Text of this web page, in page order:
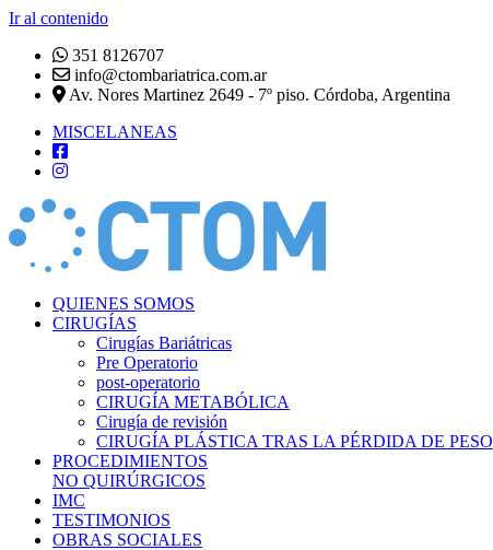
Ir al contenido
351 8126707
info@ctombariatrica.com.ar
Av. Nores Martinez 2649 - 7º piso. Córdoba, Argentina
MISCELANEAS
QUIENES SOMOS
CIRUGÍAS
Cirugías Bariátricas
Pre Operatorio
post-operatorio
CIRUGÍA METABÓLICA
Cirugía de revisión
CIRUGÍA PLÁSTICA TRAS LA PÉRDIDA DE PESO
PROCEDIMIENTOS
NO QUIRÚRGICOS
IMC
TESTIMONIOS
OBRAS SOCIALES